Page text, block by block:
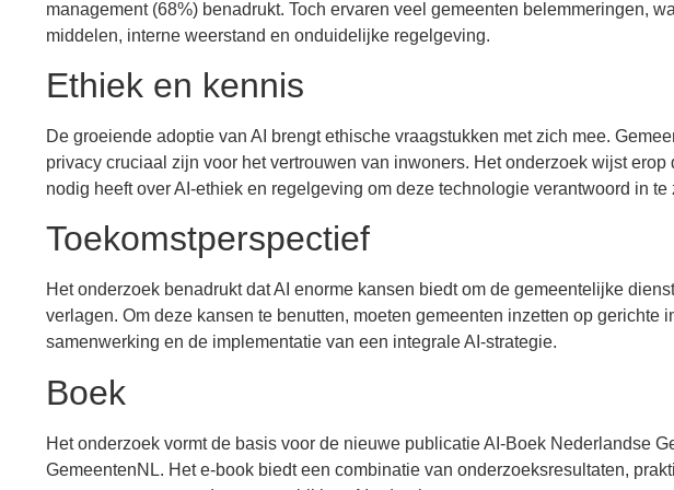
management (68%) benadrukt. Toch ervaren veel gemeenten belemmeringen,
middelen, interne weerstand en onduidelijke regelgeving.
Ethiek en kennis
De groeiende adoptie van AI brengt ethische vraagstukken met zich mee.
privacy cruciaal zijn voor het vertrouwen van inwoners. Het onderzoek wijst
nodig heeft over AI-ethiek en regelgeving om deze technologie verantwoord in te
Toekomstperspectief
Het onderzoek benadrukt dat AI enorme kansen biedt om de gemeentelijke
verlagen. Om deze kansen te benutten, moeten gemeenten inzetten op gerichte
samenwerking en de implementatie van een integrale AI-strategie.
Boek
Het onderzoek vormt de basis voor de nieuwe publicatie AI-Boek Nederlandse
GemeentenNL. Het e-book biedt een combinatie van onderzoeksresultaten,